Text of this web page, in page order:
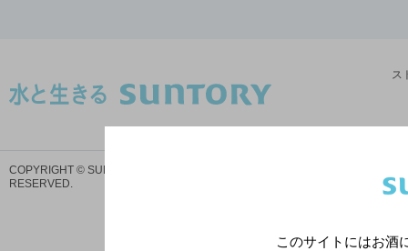
ス
COPYRIGHT © SUNTORY HOLDINGS LIMITED.
RESERVED.
このサイトにはお酒